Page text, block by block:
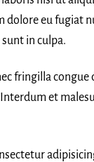
dolore eu fugiat
in culpa.
fringilla congue
et